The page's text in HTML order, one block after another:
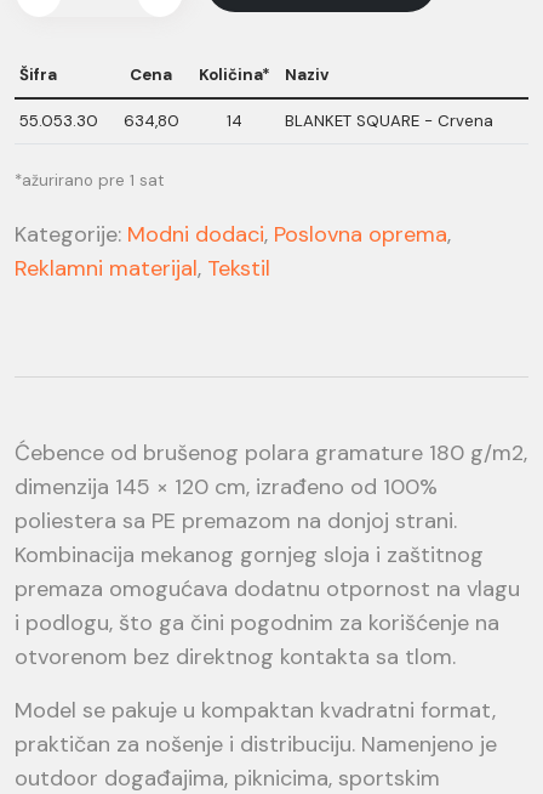
Šifra Cena Količina* Naziv
55.053.30 634,80 14 BLANKET SQUARE - Crvena
*ažurirano pre 1 sat
Kategorije: Modni dodaci, Poslovna oprema,
Reklamni materijal, Tekstil
Ćebence od brušenog polara gramature 180 g/m2,
dimenzija 145 × 120 cm, izrađeno od 100%
poliestera sa PE premazom na donjoj strani.
Kombinacija mekanog gornjeg sloja i zaštitnog
premaza omogućava dodatnu otpornost na vlagu
i podlogu, što ga čini pogodnim za korišćenje na
otvorenom bez direktnog kontakta sa tlom.
Model se pakuje u kompaktan kvadratni format,
praktičan za nošenje i distribuciju. Namenjeno je
outdoor događajima, piknicima, sportskim